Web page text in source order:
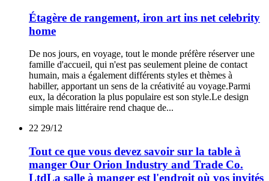
Étagère de rangement, iron art ins net celebrity
home
De nos jours, en voyage, tout le monde préfère réserver une
famille d'accueil, qui n'est pas seulement pleine de contact
humain, mais a également différents styles et thèmes à
habiller, apportant un sens de la créativité au voyage.Parmi
eux, la décoration la plus populaire est son style.Le design
simple mais littéraire rend chaque de...
22 29/12
Tout ce que vous devez savoir sur la table à
manger Our Orion Industry and Trade Co.
LtdLa salle à manger est l'endroit où vos invités